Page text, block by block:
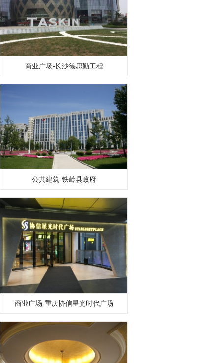
商业广场-长沙德思勤工程
公共建筑-铁岭县政府
商业广场-重庆协信星光时代广场